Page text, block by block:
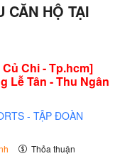
CĂN HỘ TẠI
Chi - Tp.hcm]
Lễ Tân - Thu Ngân
- TẬP ĐOÀN
Thỏa thuận